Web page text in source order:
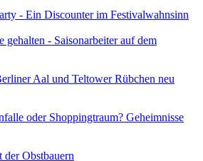
- Ein Discounter im Festivalwahnsinn
gehalten - Saisonarbeiter auf dem
Aal und Teltower Rübchen neu
oder Shoppingtraum? Geheimnisse
Obstbauern